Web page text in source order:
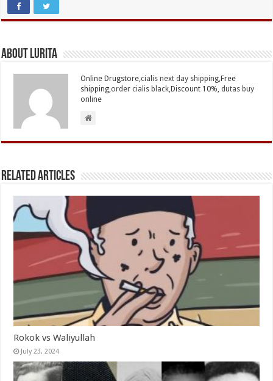
About Lurita
Online Drugstore,cialis next day shipping ,Free
shipping, order cialis black ,Discount 10%,dutas buy
online
Related Articles
Rokok vs Waliyullah
July 23, 2024